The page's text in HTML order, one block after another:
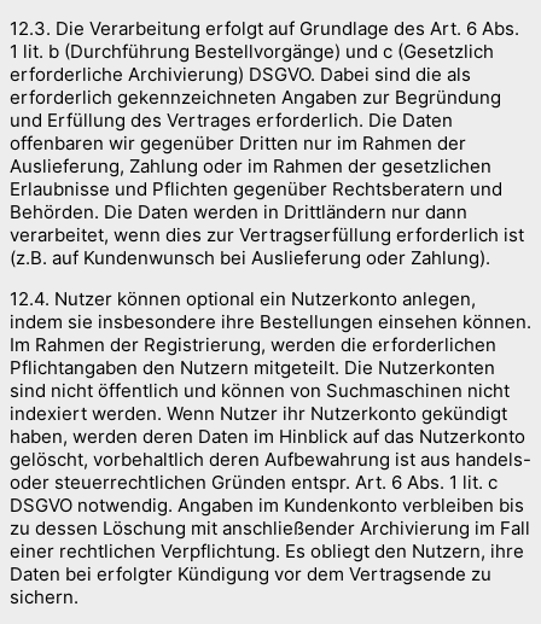
12.3. Die Verarbeitung erfolgt auf Grundlage des Art. 6 Abs.
1 lit. b (Durchführung Bestellvorgänge) und c (Gesetzlich
erforderliche Archivierung) DSGVO. Dabei sind die als
erforderlich gekennzeichneten Angaben zur Begründung
und Erfüllung des Vertrages erforderlich. Die Daten
offenbaren wir gegenüber Dritten nur im Rahmen der
Auslieferung, Zahlung oder im Rahmen der gesetzlichen
Erlaubnisse und Pflichten gegenüber Rechtsberatern und
Behörden. Die Daten werden in Drittländern nur dann
verarbeitet, wenn dies zur Vertragserfüllung erforderlich ist
(z.B. auf Kundenwunsch bei Auslieferung oder Zahlung).
12.4. Nutzer können optional ein Nutzerkonto anlegen,
indem sie insbesondere ihre Bestellungen einsehen können.
Im Rahmen der Registrierung, werden die erforderlichen
Pflichtangaben den Nutzern mitgeteilt. Die Nutzerkonten
sind nicht öffentlich und können von Suchmaschinen nicht
indexiert werden. Wenn Nutzer ihr Nutzerkonto gekündigt
haben, werden deren Daten im Hinblick auf das Nutzerkonto
gelöscht, vorbehaltlich deren Aufbewahrung ist aus handels-
oder steuerrechtlichen Gründen entspr. Art. 6 Abs. 1 lit. c
DSGVO notwendig. Angaben im Kundenkonto verbleiben bis
zu dessen Löschung mit anschließender Archivierung im Fall
einer rechtlichen Verpflichtung. Es obliegt den Nutzern, ihre
Daten bei erfolgter Kündigung vor dem Vertragsende zu
sichern.